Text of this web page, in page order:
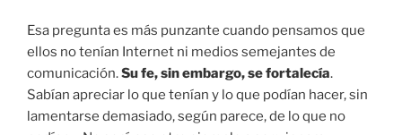
Esa pregunta es más punzante cuando pensamos que
ellos no tenían Internet ni medios semejantes de
comunicación.Su fe, sin embargo, se fortalecía.
Sabían apreciar lo que tenían y lo que podían hacer, sin
lamentarse demasiado, según parece, de lo que no